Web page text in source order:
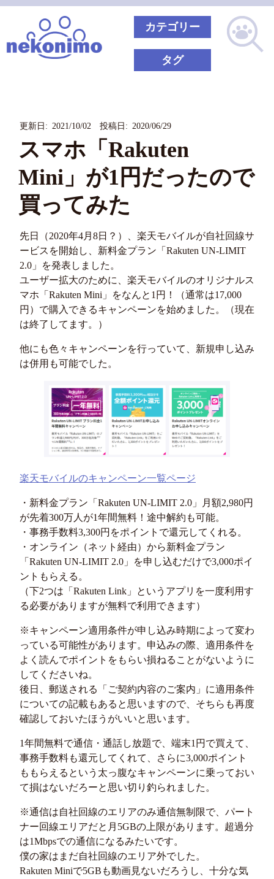
カテゴリー
タグ
スマホ「Rakuten
Mini」が1円だったので
買ってみた
更新日: 2021/10/02 投稿日: 2020/06/29
先日（2020年4月8日？）、楽天モバイルが自社回線サ
ービスを開始し、新料金プラン「Rakuten UN-LIMIT
2.0」を発表しました。
ユーザー拡大のために、楽天モバイルのオリジナルス
マホ「Rakuten Mini」をなんと1円！（通常は17,000
円）で購入できるキャンペーンを始めました。（現在
は終了してます。）
他にも色々キャンペーンを行っていて、新規申し込み
は併用も可能でした。
楽天モバイルのキャンペーン一覧ページ
・新料金プラン「Rakuten UN-LIMIT 2.0」月額2,980円
が先着300万人が1年間無料！途中解約も可能。
・事務手数料3,300円をポイントで還元してくれる。
・オンライン（ネット経由）から新料金プラン
「Rakuten UN-LIMIT 2.0」を申し込むだけで3,000ポイ
ントもらえる。
（下2つは「Rakuten Link」というアプリを一度利用す
る必要がありますが無料で利用できます）
※キャンペーン適用条件が申し込み時期によって変わ
っている可能性があります。申込みの際、適用条件を
よく読んでポイントをもらい損ねることがないように
してくださいね。
後日、郵送される「ご契約内容のご案内」に適用条件
についての記載もあると思いますので、そちらも再度
確認しておいたほうがいいと思います。
1年間無料で通信・通話し放題で、端末1円で買えて、
事務手数料も還元してくれて、さらに3,000ポイント
ももらえるという太っ腹なキャンペーンに乗っておい
て損はないだろーと思い切り釣られました。
※通信は自社回線のエリアのみ通信無制限で、パート
ナー回線エリアだと月5GBの上限があります。超過分
は1Mbpsでの通信になるみたいです。
僕の家はまだ自社回線のエリア外でした。
Rakuten Miniで5GBも動画見ないだろうし、十分な気